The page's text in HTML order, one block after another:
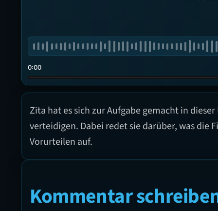
0:00
Zita hat es sich zur Aufgabe gemacht in
verteidigen. Dabei redet sie darüber, was die
Vorurteilen auf.
Kommentar